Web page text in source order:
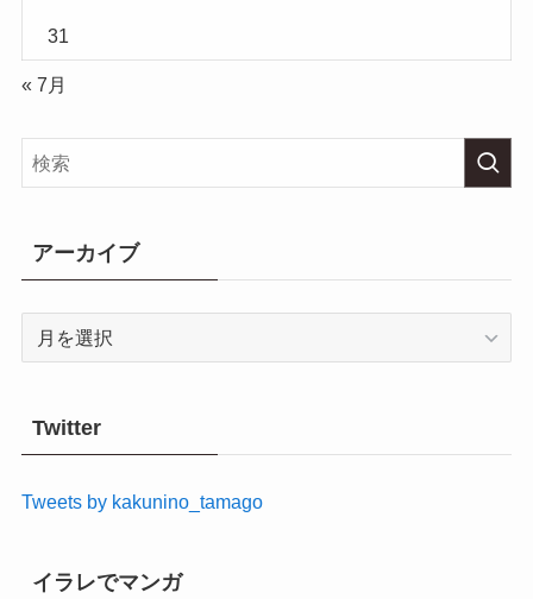
31
« 7月
アーカイブ
Twitter
Tweets by kakunino_tamago
イラレでマンガ